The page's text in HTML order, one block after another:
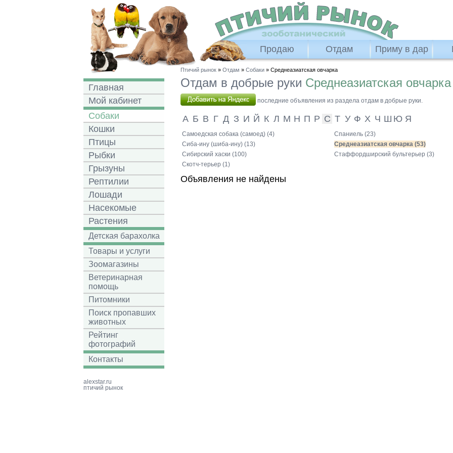
Продаю Отдам Приму в дар
Главная
Мой кабинет
Собаки
Кошки
Птицы
Рыбки
Грызуны
Рептилии
Лошади
Насекомые
Растения
Детская барахолка
Товары и услуги
Зоомагазины
Ветеринарная
помощь
Питомники
Поиск пропавших
животных
Рейтинг
фотографий
Контакты
Птичий рынок » Отдам » Собаки » Среднеазиатская овчарка
Отдам в добрые руки Среднеазиатская овчарка
последние объявления из раздела отдам в добрые руки.
А Б В Г Д З И Й К Л М Н П Р С Т У Ф Х Ч Ш Ю Я
Самоедская собака (самоед) (4)
Сиба-ину (шиба-ину) (13)
Сибирский хаски (100)
Скотч-терьер (1)
Спаниель (23)
Среднеазиатская овчарка (53)
Стаффордширский бультерьер (3)
Объявления не найдены
alexstar.ru
птичий рынок